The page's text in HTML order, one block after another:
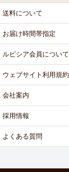
送料について
お届け時間帯指定
ルピシア会員について
ウェブサイト利用規約
会社案内
採用情報
よくある質問